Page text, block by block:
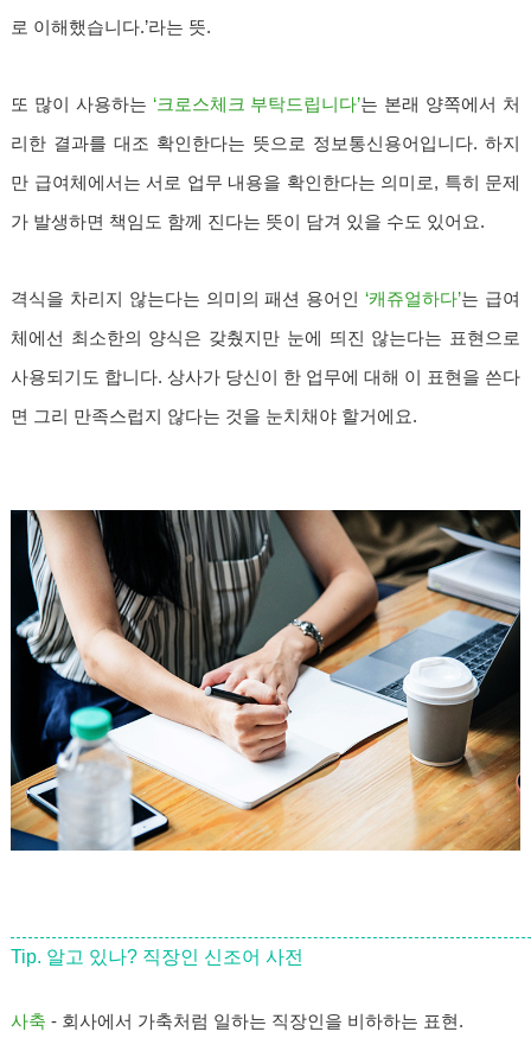
로 이해했습니다.’라는 뜻.
또 많이 사용하는 ‘크로스체크 부탁드립니다’는 본래 양쪽에서 처
리한 결과를 대조 확인한다는 뜻으로 정보통신용어입니다. 하지
만 급여체에서는 서로 업무 내용을 확인한다는 의미로, 특히 문제
가 발생하면 책임도 함께 진다는 뜻이 담겨 있을 수도 있어요.
격식을 차리지 않는다는 의미의 패션 용어인 ‘캐쥬얼하다’는 급여
체에선 최소한의 양식은 갖췄지만 눈에 띄진 않는다는 표현으로
사용되기도 합니다. 상사가 당신이 한 업무에 대해 이 표현을 쓴다
면 그리 만족스럽지 않다는 것을 눈치채야 할거에요.
Tip. 알고 있나? 직장인 신조어 사전
사축 - 회사에서 가축처럼 일하는 직장인을 비하하는 표현.